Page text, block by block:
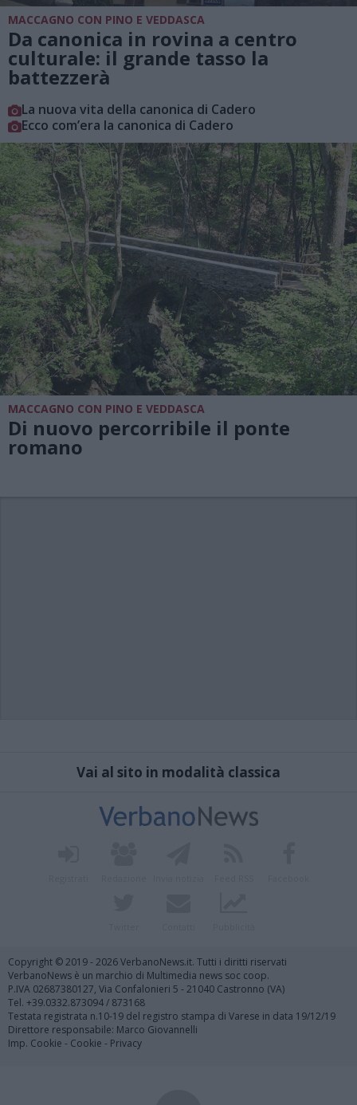
MACCAGNO CON PINO E VEDDASCA
Da canonica in rovina a centro
culturale: il grande tasso la
battezzerà
La nuova vita della canonica di Cadero
Ecco com’era la canonica di Cadero
MACCAGNO CON PINO E VEDDASCA
Di nuovo percorribile il ponte
romano
Vai al sito in modalità classica
Copyright © 2019 - 2026 VerbanoNews.it. Tutti i diritti riservati
VerbanoNews è un marchio di Multimedia news soc coop.
P.IVA 02687380127, Via Confalonieri 5 - 21040 Castronno (VA)
Tel. +39.0332.873094 / 873168
Testata registrata n.10-19 del registro stampa di Varese in data 19/12/19
Direttore responsabile: Marco Giovannelli
Imp. Cookie - Cookie - Privacy